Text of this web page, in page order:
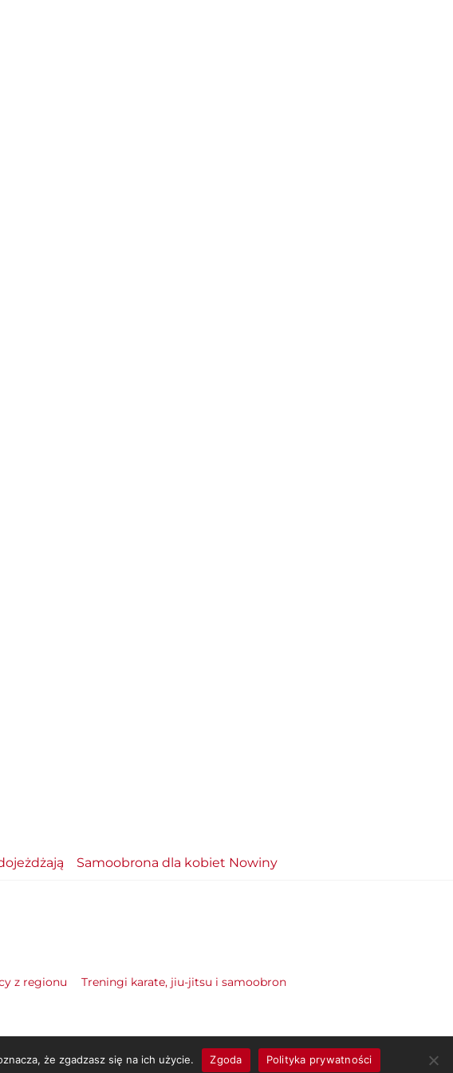
Samoobrona dla kobiet Nowiny
z regionu Treningi karate, jiu-jitsu i samoobron
że zgadzasz się na ich użycie. Zgoda Polityka prywatności